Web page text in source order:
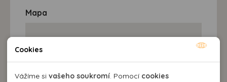
Mapa
Cookies
Vážíme si vašeho soukromí. Pomocí cookies
Nutné cookies pomáhají, aby byla webová stránka